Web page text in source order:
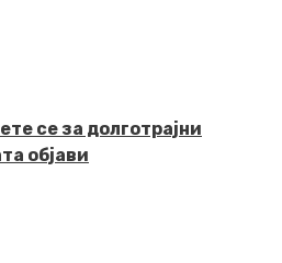
се за долготрајни
објави